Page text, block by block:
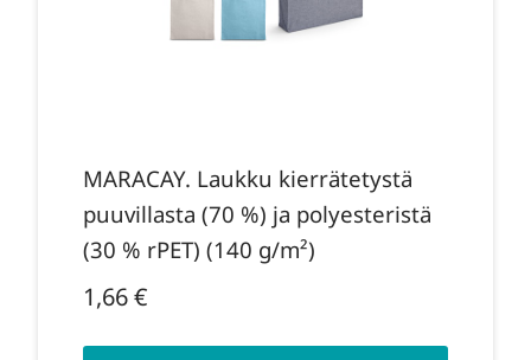
MARACAY. Laukku kierrätetystä
puuvillasta (70 %) ja polyesteristä
(30 % rPET) (140 g/m²)
1,66€